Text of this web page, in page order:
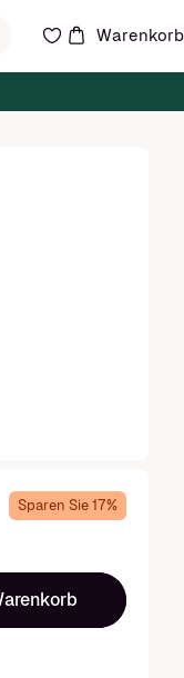
Warenkorb
Sparen Sie 17%